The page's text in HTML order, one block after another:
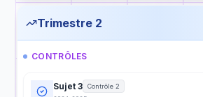
Trimestre 2
CONTRÔLES
Sujet 3
Contrôle 2